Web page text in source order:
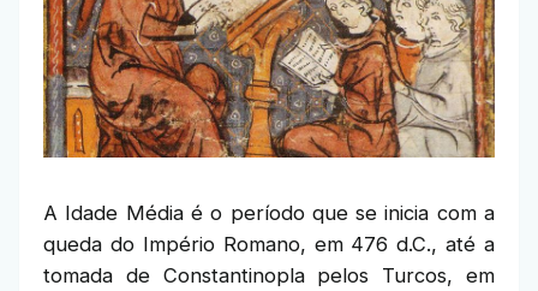
A Idade Média é o período que se inicia com a
queda do Império Romano, em 476 d.C., até a
tomada de Constantinopla pelos Turcos, em